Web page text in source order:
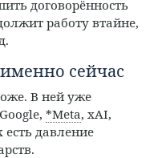
договорённость
работу втайне,
сейчас
В ней уже
*Meta, xAI,
есть давление